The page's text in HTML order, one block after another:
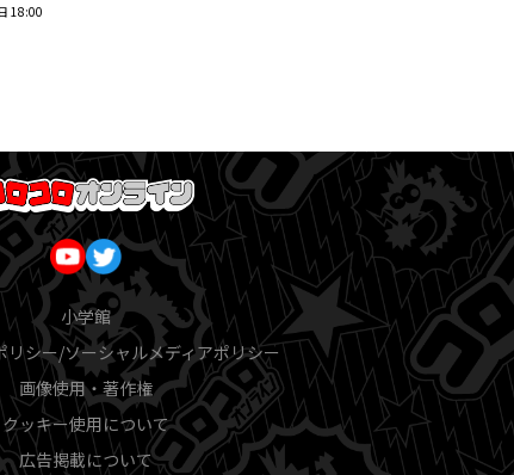
18:00
小学館
リシー/ソーシャルメディアポリシー
画像使用・著作権
クッキー使用について
広告掲載について